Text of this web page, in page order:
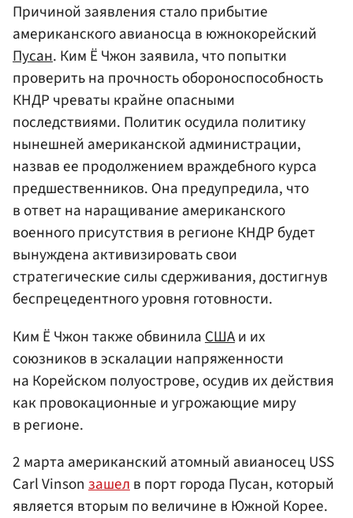
Причиной заявления стало прибытие
американского авианосца в южнокорейский
Пусан. Ким Ё Чжон заявила, что попытки
проверить на прочность обороноспособность
КНДР чреваты крайне опасными
последствиями. Политик осудила политику
нынешней американской администрации,
назвав ее продолжением враждебного курса
предшественников. Она предупредила, что
в ответ на наращивание американского
военного присутствия в регионе КНДР будет
вынуждена активизировать свои
стратегические силы сдерживания, достигнув
беспрецедентного уровня готовности.
Ким Ё Чжон также обвинила СШАи их
союзников в эскалации напряженности
на Корейском полуострове, осудив их действия
как провокационные и угрожающие миру
в регионе.
2 марта американский атомный авианосец USS
Carl Vinson зашелв порт города Пусан, который
является вторым по величине в Южной Корее.